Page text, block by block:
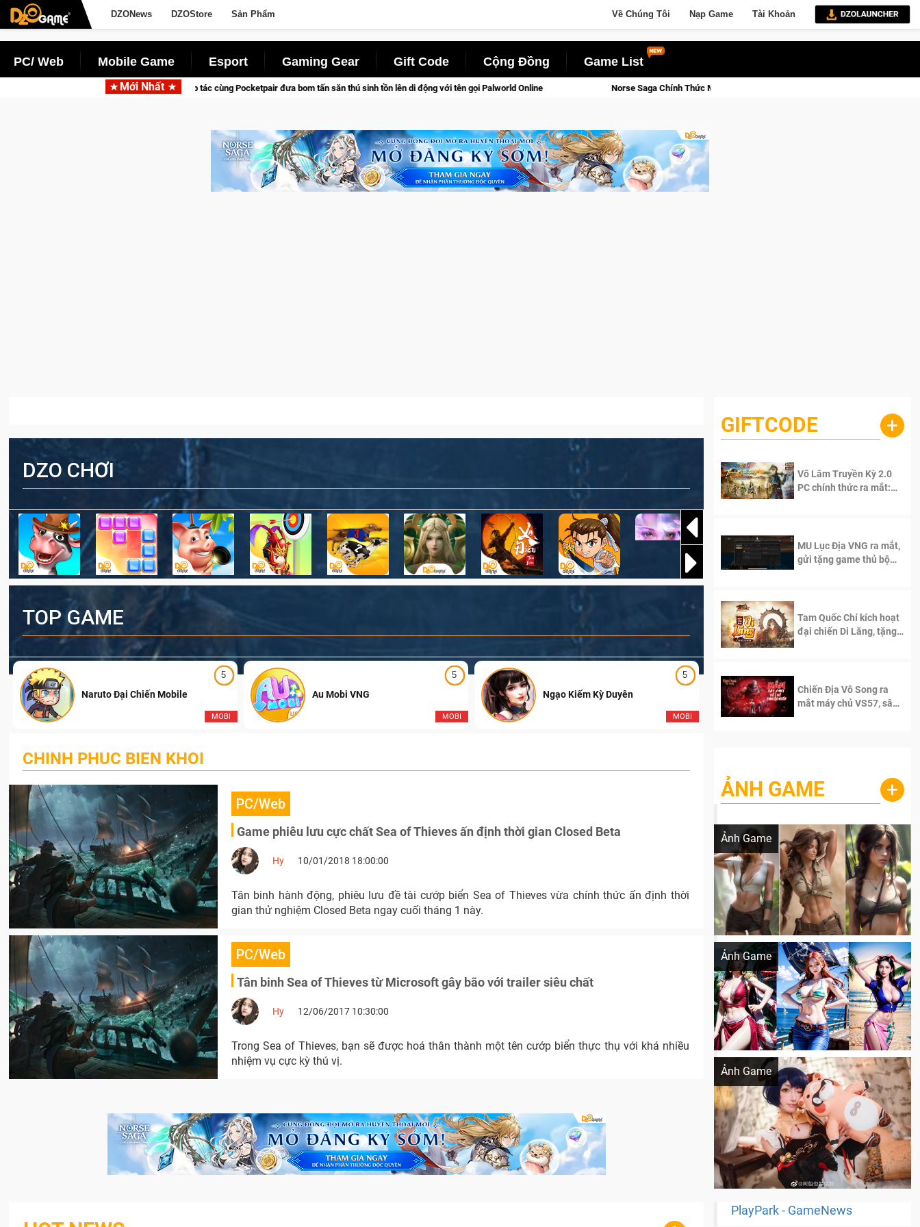
DZONews DZOStore Sản Phẩm Về Chúng Tôi Nạp Game Tài Khoản
PC/ Web Mobile Game Esport Gaming Gear Gift Code Cộng Đồng Game List
Mới Nhất
Garena hợp tác cùng Pocketpair đưa bom tấn săn thú sinh tồn lên di động với tên gọi Palworld Online Norse Saga Chính Thức Mở Cửa Closed Beta Tại Việt Nam Từ 04 – 11/08/2026
DZO CHƠI
TOP GAME
5
MOBI
Naruto Đại Chiến Mobile
5
MOBI
Au Mobi VNG
5
MOBI
Ngạo Kiếm Kỳ Duyên Ngạo Thiên Mobile
CHINH PHUC BIEN KHOI
PC/Web
Game phiêu lưu cực chất Sea of Thieves ấn định thời gian Closed Beta
Hy 10/01/2018 18:00:00
Tân binh hành động, phiêu lưu đề tài cướp biển Sea of Thieves vừa chính thức ấn định thời
gian thử nghiệm Closed Beta ngay cuối tháng 1 này.
PC/Web
Tân binh Sea of Thieves từ Microsoft gây bão với trailer siêu chất
Hy 12/06/2017 10:30:00
Trong Sea of Thieves, bạn sẽ được hoá thân thành một tên cướp biển thực thụ với khá nhiều
nhiệm vụ cực kỳ thú vị.
GIFTCODE +
Võ Lâm Truyền Kỳ 2.0
PC chính thức ra mắt:
MU Lục Địa VNG ra mắt,
gửi tặng game thủ bộ
Tam Quốc Chí kích hoạt
đại chiến Di Lăng, tặng
Chiến Địa Vô Song ra
mắt máy chủ VS57, sân
ẢNH GAME +
Ảnh Game
Lala Croft vừa nóng vừa xinh dưới nét vẽ
Ảnh Game
Khi AI Cosplay gái đẹp One Piece
Ảnh Game
Cosplay Xiangling siêu cute
PlayPark - GameNews